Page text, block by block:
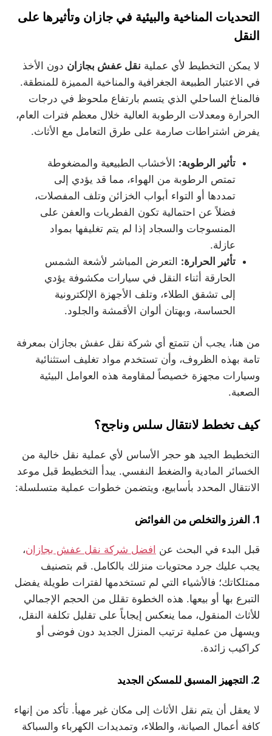
التحديات المناخية والبيئية في جازان وتأثيرها على
النقل
لا يمكن التخطيط لأي عملية نقل عفش بجازان دون الأخذ
في الاعتبار الطبيعة الجغرافية والمناخية المميزة للمنطقة.
فالمناخ الساحلي الذي يتسم بارتفاع ملحوظ في درجات
الحرارة ومعدلات الرطوبة العالية خلال معظم فترات العام،
يفرض اشتراطات صارمة على طرق التعامل مع الأثاث.
تأثير الرطوبة: الأخشاب الطبيعية والمضغوطة
تمتص الرطوبة من الهواء، مما قد يؤدي إلى
تمددها أو التواء أبواب الخزائن وتلف المفصلات،
فضلاً عن احتمالية تكون الفطريات والعفن على
المنسوجات والسجاد إذا لم يتم تغليفها بمواد
عازلة.
تأثير الحرارة: التعرض المباشر لأشعة الشمس
الحارقة أثناء النقل في سيارات مكشوفة يؤدي
إلى تشقق الطلاء، وتلف الأجهزة الإلكترونية
الحساسة، وبهتان ألوان الأقمشة والجلود.
من هنا، يجب أن تتمتع أي شركة نقل عفش بجازان بمعرفة
تامة بهذه الظروف، وأن تستخدم مواد تغليف استثنائية
وسيارات مجهزة خصيصاً لمقاومة هذه العوامل البيئية
الصعبة.
كيف تخطط لانتقال سلس وناجح؟
التخطيط الجيد هو حجر الأساس لأي عملية نقل خالية من
الخسائر المادية والضغط النفسي. يبدأ التخطيط قبل موعد
الانتقال المحدد بأسابيع، ويتضمن خطوات عملية متسلسلة:
1. الفرز والتخلص من الفوائض
قبل البدء في البحث عن افضل شركة نقل عفش بجازان،
يجب عليك جرد محتويات منزلك بالكامل. قم بتصنيف
ممتلكاتك؛ فالأشياء التي لم تستخدمها لفترات طويلة يفضل
التبرع بها أو بيعها. هذه الخطوة تقلل من الحجم الإجمالي
للأثاث المنقول، مما ينعكس إيجاباً على تقليل تكلفة النقل،
ويسهل من عملية ترتيب المنزل الجديد دون فوضى أو
كراكيب زائدة.
2. التجهيز المسبق للمسكن الجديد
لا يعقل أن يتم نقل الأثاث إلى مكان غير مهيأ. تأكد من إنهاء
كافة أعمال الصيانة، والطلاء، وتمديدات الكهرباء والسباكة